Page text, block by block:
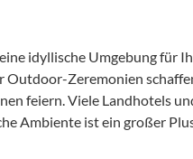
idyllische Umgebung für
Outdoor-Zeremonien
feiern. Viele Landhotels
Ambiente ist ein großer